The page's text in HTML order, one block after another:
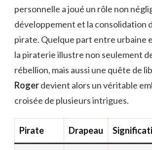
personnelle a joué un rôle non
développement et la consolidation
pirate. Quelque part entre urbaine
la piraterie illustre non seulement
rébellion, mais aussi une quête de
Rogerdevient alors un véritable
croisée de plusieurs intrigues.
Pirate Drapeau